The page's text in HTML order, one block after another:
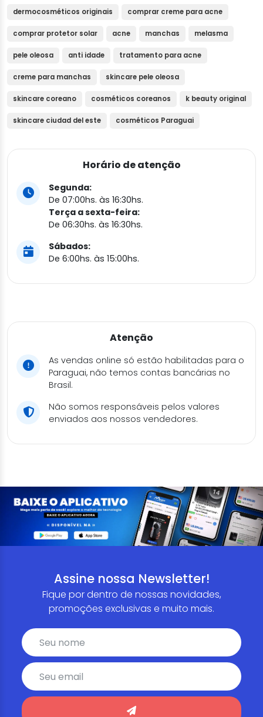
dermocosméticos originais comprar creme para acne
comprar protetor solar acne manchas melasma
pele oleosa anti idade tratamento para acne
creme para manchas skincare pele oleosa
skincare coreano cosméticos coreanos k beauty original
skincare ciudad del este cosméticos Paraguai
Horário de atenção
Segunda:
De 07:00hs. às 16:30hs.
Terça a sexta-feira:
De 06:30hs. às 16:30hs.
Sábados:
De 6:00hs. às 15:00hs.
Atenção
As vendas online só estão habilitadas para o
Paraguai, não temos contas bancárias no
Brasil.
Não somos responsáveis pelos valores
enviados aos nossos vendedores.
Assine nossa Newsletter!
Fique por dentro de nossas novidades,
promoções exclusivas e muito mais.